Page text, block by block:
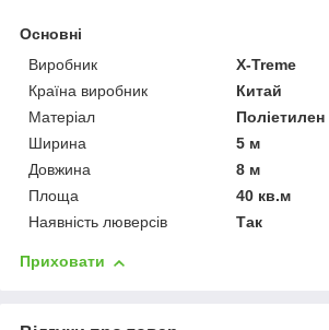
Основні
Виробник
X-Treme
Країна виробник
Китай
Матеріал
Поліетилен
Ширина
5 м
Довжина
8 м
Площа
40 кв.м
Наявність люверсів
Так
Приховати